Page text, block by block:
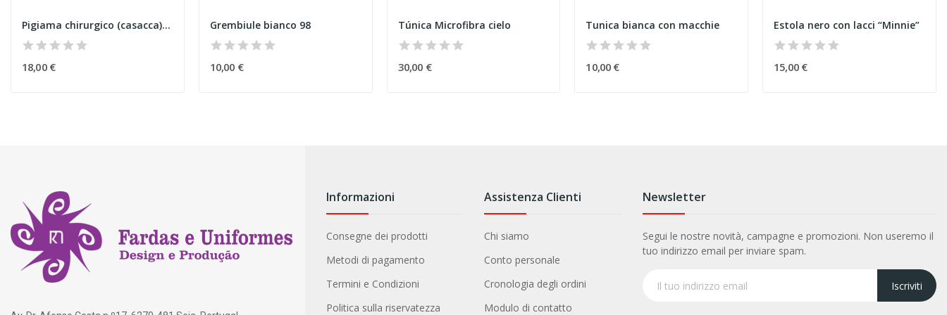
Pigiama chirurgico (casacca) pet
18,00 €
Grembiule bianco 98
10,00 €
Túnica Microfibra cielo
30,00 €
Tunica bianca con macchie
10,00 €
Estola nero con lacci “Minnie”
15,00 €
Informazioni
Consegne dei prodotti
Metodi di pagamento
Termini e Condizioni
Politica sulla riservatezza
Assistenza Clienti
Chi siamo
Conto personale
Cronologia degli ordini
Modulo di contatto
Newsletter
Segui le nostre novità, campagne e promozioni. Non useremo il
tuo indirizzo email per inviare spam.
Iscriviti